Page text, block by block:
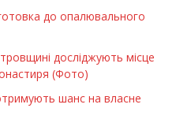
до опалювального
досліджують місце
(Фото)
шанс на власне